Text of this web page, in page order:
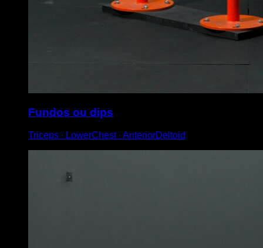
Fundos ou dips
Triceps ∙ LowerChest ∙ AnteriorDeltoid